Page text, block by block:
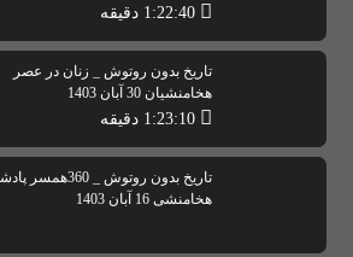
تاریخ بدون روتوش _ زنان در عصر
هخامنشیان 30 آبان 1403
تاریخ بدون روتوش _
هخامنشی 16 آبان 1403